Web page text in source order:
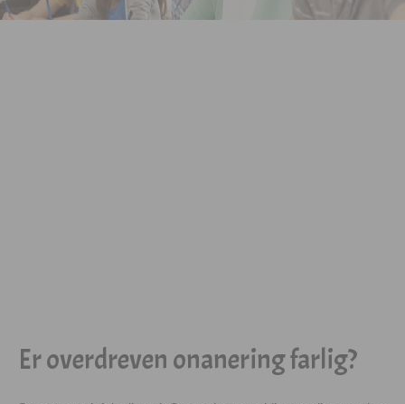
Er overdreven onanering farlig?